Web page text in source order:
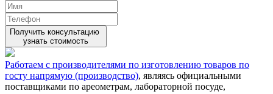
Получить консультацию
узнать стоимость
Работаем с производителями по изготовлению товаров по
госту напрямую (производство), являясь официальными
поставщиками по ареометрам, лабораторной посуде,